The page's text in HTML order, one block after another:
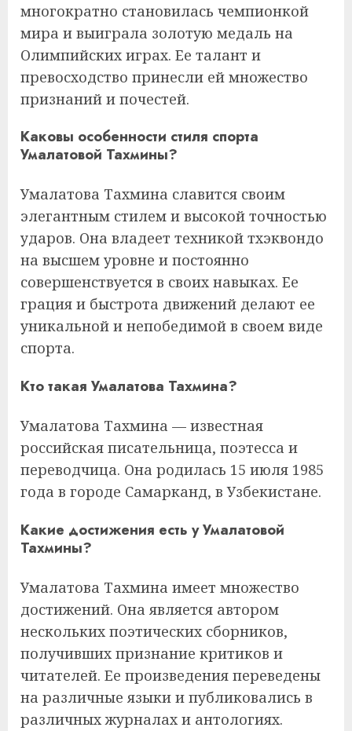
многократно становилась чемпионкой
мира и выиграла золотую медаль на
Олимпийских играх. Ее талант и
превосходство принесли ей множество
признаний и почестей.
Каковы особенности стиля спорта
Умалатовой Тахмины?
Умалатова Тахмина славится своим
элегантным стилем и высокой точностью
ударов. Она владеет техникой тхэквондо
на высшем уровне и постоянно
совершенствуется в своих навыках. Ее
грация и быстрота движений делают ее
уникальной и непобедимой в своем виде
спорта.
Кто такая Умалатова Тахмина?
Умалатова Тахмина — известная
российская писательница, поэтесса и
переводчица. Она родилась 15 июля 1985
года в городе Самарканд, в Узбекистане.
Какие достижения есть у Умалатовой
Тахмины?
Умалатова Тахмина имеет множество
достижений. Она является автором
нескольких поэтических сборников,
получивших признание критиков и
читателей. Ее произведения переведены
на различные языки и публиковались в
различных журналах и антологиях.